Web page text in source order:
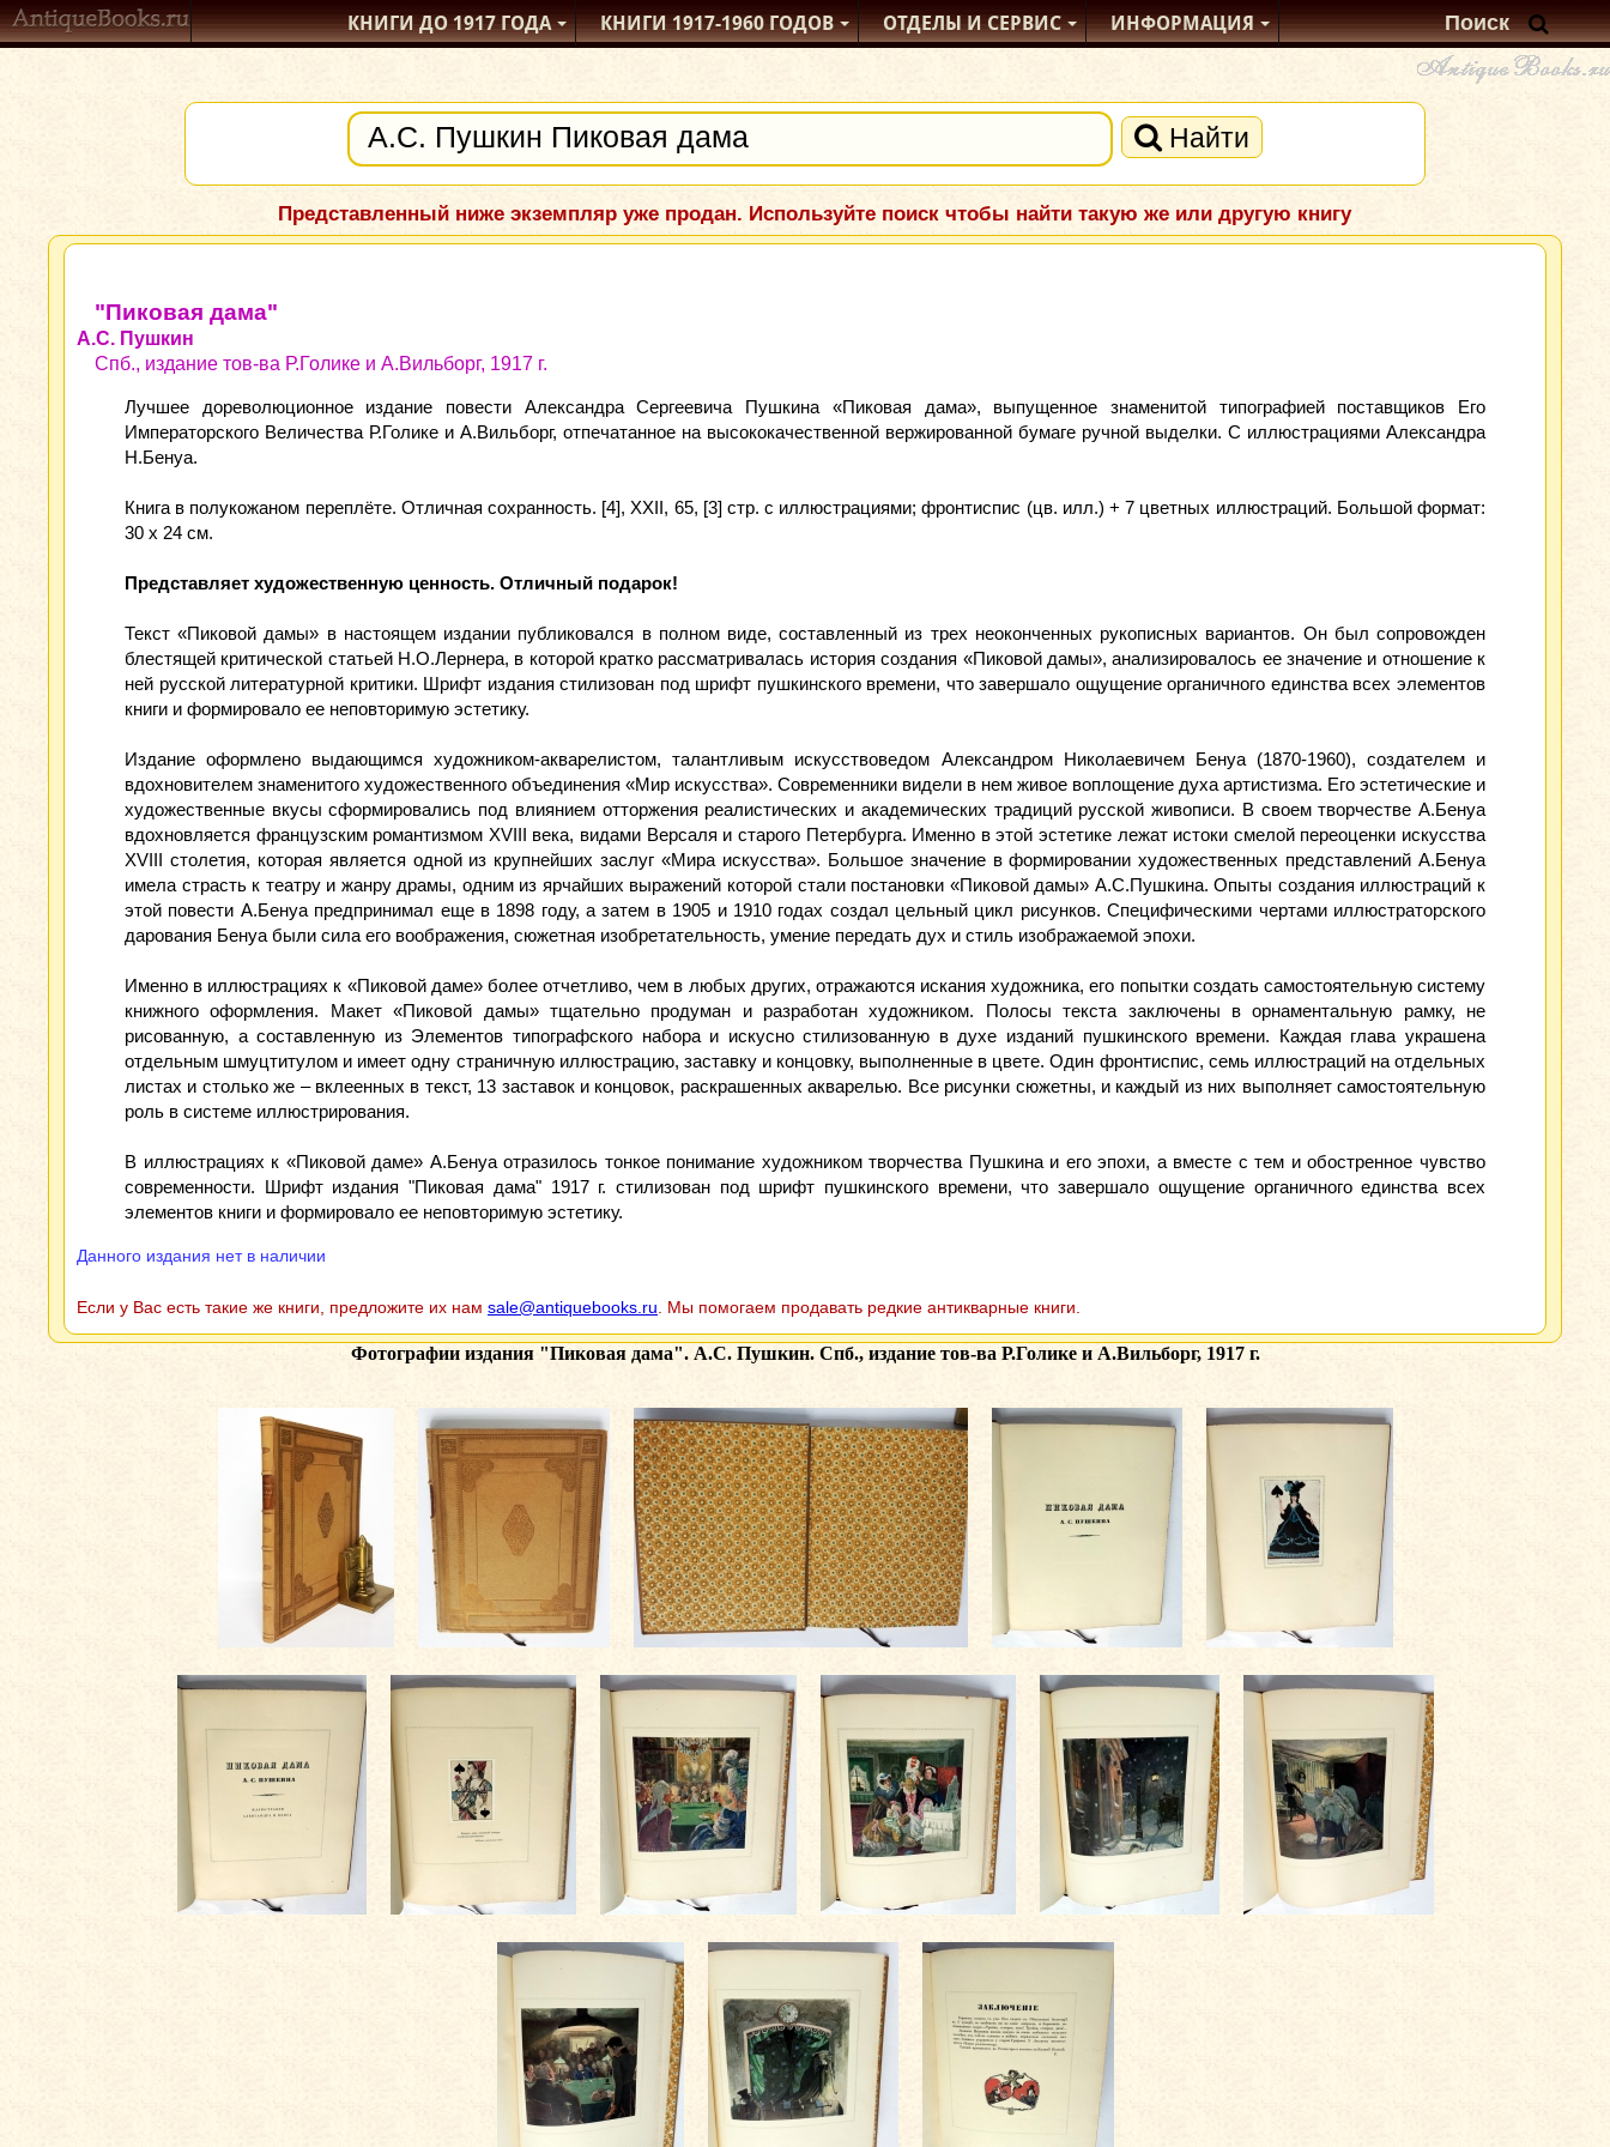
КНИГИ ДО 1917ГОДА КНИГИ1917-1960ГОДОВ ОТДЕЛЫИ СЕРВИС ИНФОРМАЦИЯ
Найти
Представленный ниже экземпляр уже продан. Используйте поиск чтобы найти такую же или другую книгу
"Пиковая дама"
А.С. Пушкин
Спб., издание тов-ва Р.Голике и А.Вильборг, 1917 г.
Лучшее дореволюционное издание повести Александра Сергеевича Пушкина «Пиковая дама», выпущенное знаменитой типографией поставщиков Его
Императорского Величества Р.Голике и А.Вильборг, отпечатанное на высококачественной вержированной бумаге ручной выделки. С иллюстрациями Александра
Н.Бенуа.
Книга в полукожаном переплёте. Отличная сохранность. [4], XXII, 65, [3] стр. с иллюстрациями; фронтиспис (цв. илл.) + 7 цветных иллюстраций. Большой формат:
30 х 24 см.
Представляет художественную ценность. Отличный подарок!
Текст «Пиковой дамы» в настоящем издании публиковался в полном виде, составленный из трех неоконченных рукописных вариантов. Он был сопровожден
блестящей критической статьей Н.О.Лернера, в которой кратко рассматривалась история создания «Пиковой дамы», анализировалось ее значение и отношение к
ней русской литературной критики. Шрифт издания стилизован под шрифт пушкинского времени, что завершало ощущение органичного единства всех элементов
книги и формировало ее неповторимую эстетику.
Издание оформлено выдающимся художником-акварелистом, талантливым искусствоведом Александром Николаевичем Бенуа (1870-1960), создателем и
вдохновителем знаменитого художественного объединения «Мир искусства». Современники видели в нем живое воплощение духа артистизма. Его эстетические и
художественные вкусы сформировались под влиянием отторжения реалистических и академических традиций русской живописи. В своем творчестве А.Бенуа
вдохновляется французским романтизмом XVIII века, видами Версаля и старого Петербурга. Именно в этой эстетике лежат истоки смелой переоценки искусства
XVIII столетия, которая является одной из крупнейших заслуг «Мира искусства». Большое значение в формировании художественных представлений А.Бенуа
имела страсть к театру и жанру драмы, одним из ярчайших выражений которой стали постановки «Пиковой дамы» А.С.Пушкина. Опыты создания иллюстраций к
этой повести А.Бенуа предпринимал еще в 1898 году, а затем в 1905 и 1910 годах создал цельный цикл рисунков. Специфическими чертами иллюстраторского
дарования Бенуа были сила его воображения, сюжетная изобретательность, умение передать дух и стиль изображаемой эпохи.
Именно в иллюстрациях к «Пиковой даме» более отчетливо, чем в любых других, отражаются искания художника, его попытки создать самостоятельную систему
книжного оформления. Макет «Пиковой дамы» тщательно продуман и разработан художником. Полосы текста заключены в орнаментальную рамку, не
рисованную, а составленную из Элементов типографского набора и искусно стилизованную в духе изданий пушкинского времени. Каждая глава украшена
отдельным шмуцтитулом и имеет одну страничную иллюстрацию, заставку и концовку, выполненные в цвете. Один фронтиспис, семь иллюстраций на отдельных
листах и столько же – вклеенных в текст, 13 заставок и концовок, раскрашенных акварелью. Все рисунки сюжетны, и каждый из них выполняет самостоятельную
роль в системе иллюстрирования.
В иллюстрациях к «Пиковой даме» А.Бенуа отразилось тонкое понимание художником творчества Пушкина и его эпохи, а вместе с тем и обостренное чувство
современности. Шрифт издания "Пиковая дама" 1917 г. стилизован под шрифт пушкинского времени, что завершало ощущение органичного единства всех
элементов книги и формировало ее неповторимую эстетику.
Данного издания нет в наличии
Если у Вас есть такие же книги, предложите их нам sale@antiquebooks.ru . Мы помогаем продавать редкие антикварные книги.
Фотографии издания "Пиковая дама". А.С. Пушкин. Спб., издание тов-ва Р.Голике и А.Вильборг, 1917 г.